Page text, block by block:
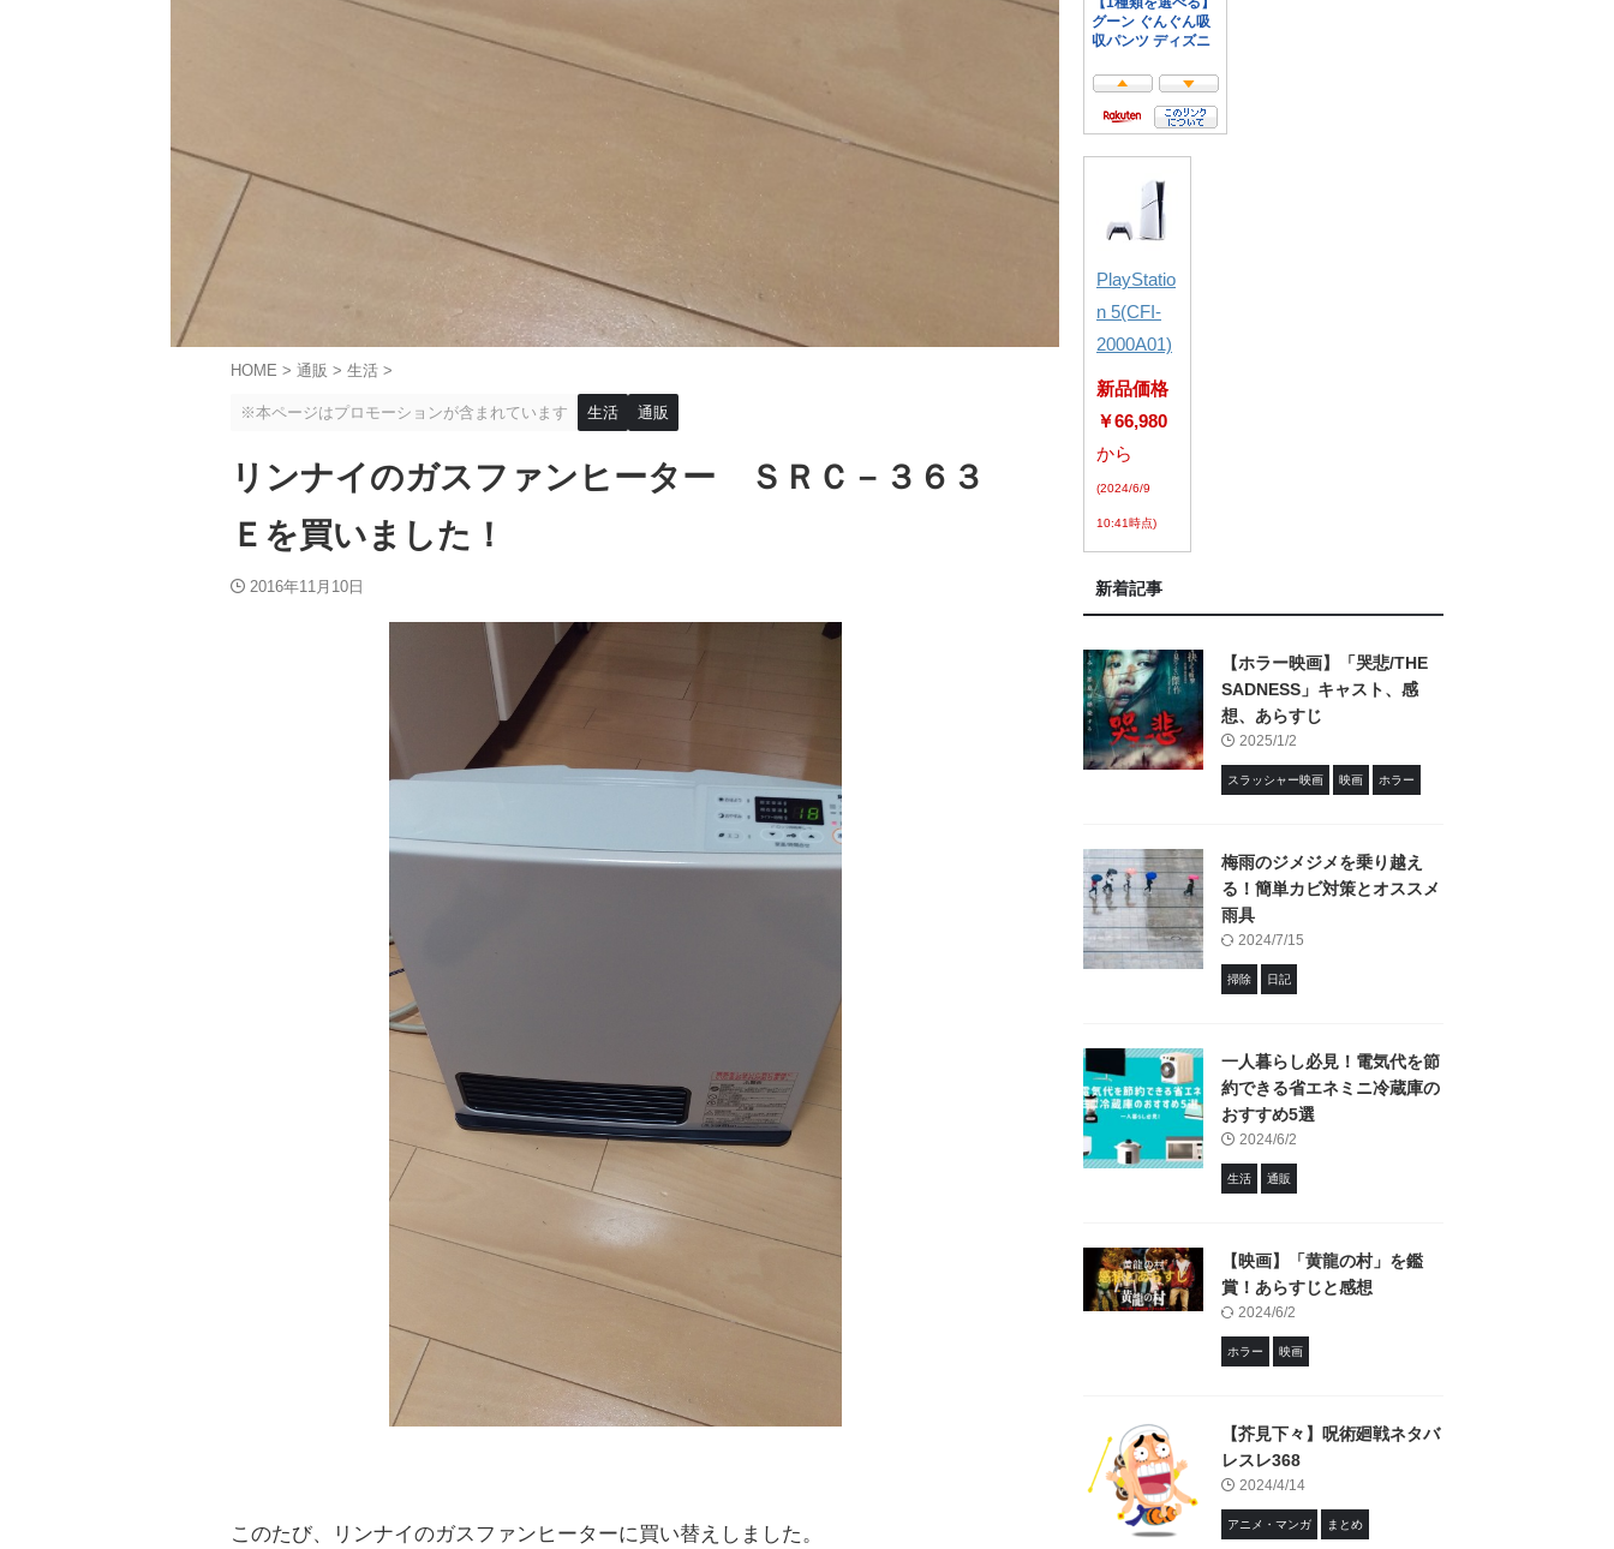
HOME > 通販 > 生活 >
※本ページはプロモーションが含まれています 生活 通販
リンナイのガスファンヒーター ＳＲＣ－３６３
Ｅを買いました！
2016年11月10日
このたび、リンナイのガスファンヒーターに買い替えしました。
PlayStatio
n 5(CFI-
2000A01)
新品価格
￥66,980
から
(2024/6/9
10:41時点)
新着記事
【ホラー映画】「哭悲/THE
SADNESS」キャスト、感
想、あらすじ
2025/1/2
スラッシャー映画 映画 ホラー
梅雨のジメジメを乗り越え
る！簡単カビ対策とオススメ
雨具
2024/7/15
掃除 日記
一人暮らし必見！電気代を節
約できる省エネミニ冷蔵庫の
おすすめ5選
2024/6/2
生活 通販
【映画】「黄龍の村」を鑑
賞！あらすじと感想
2024/6/2
ホラー 映画
【芥見下々】呪術廻戦ネタバ
レスレ368
2024/4/14
アニメ・マンガ まとめ